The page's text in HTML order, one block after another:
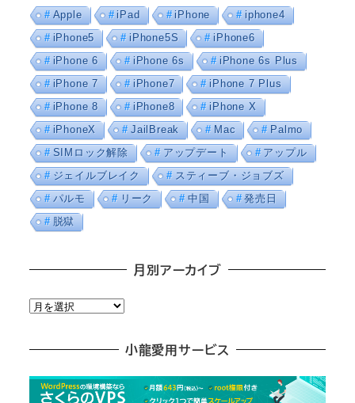
Apple iPad iPhone
iphone4
iPhone5
iPhone5S
iPhone6
iPhone 6
iPhone 6s
iPhone 6s Plus
iPhone 7
iPhone7
iPhone 7 Plus
iPhone 8
iPhone8
iPhone X
iPhoneX
JailBreak Mac
Palmo
SIMロック解除
アップデート
アップル
ジェイルブレイク
スティーブ・ジョブズ
パルモ
リーク 中国
発売日
脱獄
月別アーカイブ
月
カ
小龍愛用サービス